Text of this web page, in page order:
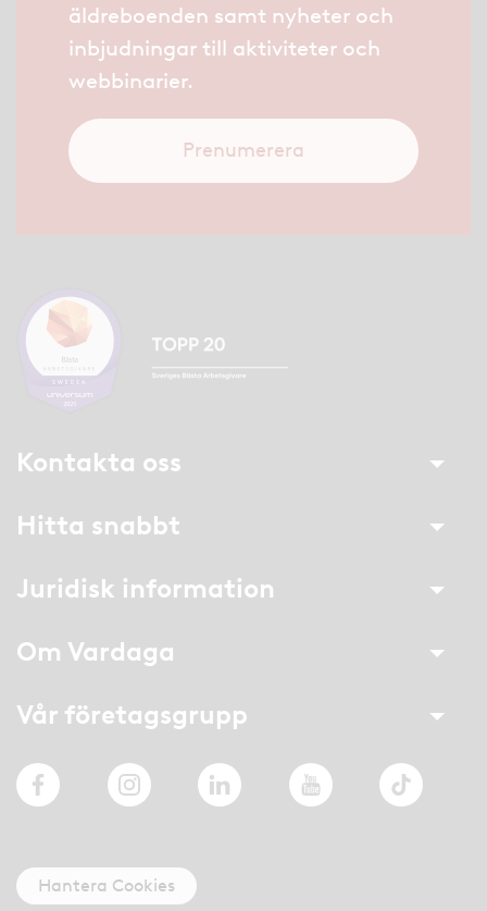
äldreboenden samt nyheter och
inbjudningar till aktiviteter och
webbinarier.
Prenumerera
Kontakta oss
Hitta snabbt
Juridisk information
Om Vardaga
Vår företagsgrupp
FacebookInstagramLinkedIn YouTube TikTok
Hantera Cookies